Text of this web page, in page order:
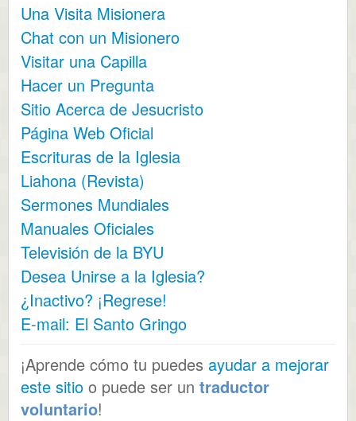
Una Visita Misionera
Chat con un Misionero
Visitar una Capilla
Hacer un Pregunta
Sitio Acerca de Jesucristo
Página Web Oficial
Escrituras de la Iglesia
Liahona (Revista)
Sermones Mundiales
Manuales Oficiales
Televisión de la BYU
Desea Unirse a la Iglesia?
¿Inactivo? ¡Regrese!
E-mail: El Santo Gringo
¡Aprende cómo tu puedes ayudar a mejorar
este sitio o puede ser un traductor
voluntario!